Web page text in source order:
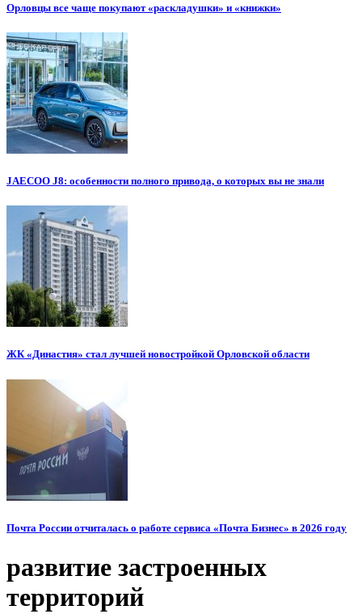
Орловцы все чаще покупают «раскладушки» и «книжки»
JAECOO J8: особенности полного привода, о которых вы не знали
ЖК «Династия» стал лучшей новостройкой Орловской области
Почта России отчиталась о работе сервиса «Почта Бизнес» в 2026 году
развитие застроенных
территорий